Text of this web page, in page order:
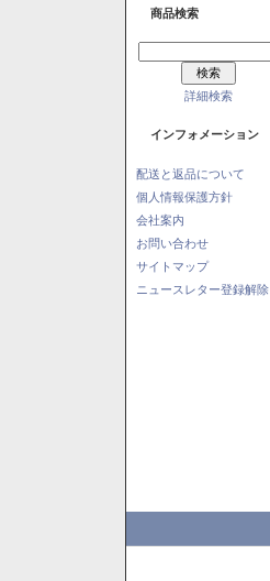
商品検索
詳細検索
インフォメーション
配送と返品について
個人情報保護方針
会社案内
お問い合わせ
サイトマップ
ニュースレター登録解除